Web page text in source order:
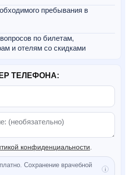
ТЕЛЕФОНА:
конфиденциальности
Сохранение врачебной
пребывания в
по билетам,
и отелям со скидками